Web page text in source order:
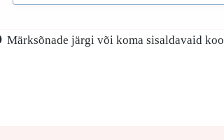
Märksõnade järgi või koma sisaldavaid